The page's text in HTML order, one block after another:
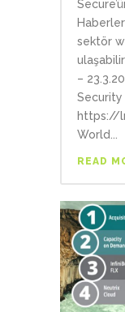
sektör
–
Security
https://
World...
READ